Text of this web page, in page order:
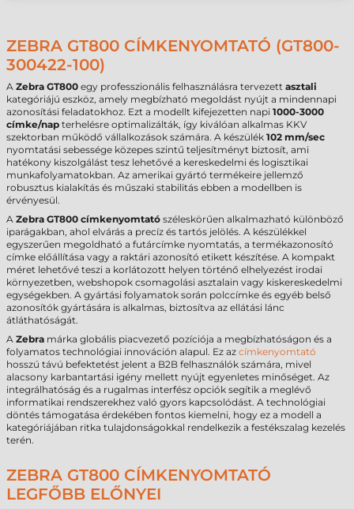
ZEBRA GT800 CÍMKENYOMTATÓ (GT800-
300422-100)
A Zebra GT800 egy professzionális felhasználásra tervezett asztali
kategóriájú eszköz, amely megbízható megoldást nyújt a mindennapi
azonosítási feladatokhoz. Ezt a modellt kifejezetten napi 1000-3000
címke/nap terhelésre optimalizálták, így kiválóan alkalmas KKV
szektorban működő vállalkozások számára. A készülék 102 mm/sec
nyomtatási sebessége közepes szintű teljesítményt biztosít, ami
hatékony kiszolgálást tesz lehetővé a kereskedelmi és logisztikai
munkafolyamatokban. Az amerikai gyártó termékeire jellemző
robusztus kialakítás és műszaki stabilitás ebben a modellben is
érvényesül.
A Zebra GT800 címkenyomtató széleskörűen alkalmazható különböző
iparágakban, ahol elvárás a precíz és tartós jelölés. A készülékkel
egyszerűen megoldható a futárcímke nyomtatás, a termékazonosító
címke előállítása vagy a raktári azonosító etikett készítése. A kompakt
méret lehetővé teszi a korlátozott helyen történő elhelyezést irodai
környezetben, webshopok csomagolási asztalain vagy kiskereskedelmi
egységekben. A gyártási folyamatok során polccímke és egyéb belső
azonosítók gyártására is alkalmas, biztosítva az ellátási lánc
átláthatóságát.
A Zebra márka globális piacvezető pozíciója a megbízhatóságon és a
folyamatos technológiai innováción alapul. Ez az címkenyomtató
hosszú távú befektetést jelent a B2B felhasználók számára, mivel
alacsony karbantartási igény mellett nyújt egyenletes minőséget. Az
integrálhatóság és a rugalmas interfész opciók segítik a meglévő
informatikai rendszerekhez való gyors kapcsolódást. A technológiai
döntés támogatása érdekében fontos kiemelni, hogy ez a modell a
kategóriájában ritka tulajdonságokkal rendelkezik a festékszalag kezelés
terén.
ZEBRA GT800 CÍMKENYOMTATÓ
LEGFŐBB ELŐNYEI